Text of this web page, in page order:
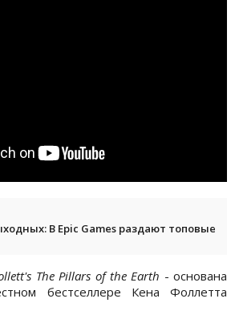
В Epic Games раздают топовые
The Pillars of the Earth - основана
бестселлере Кена Фоллетта